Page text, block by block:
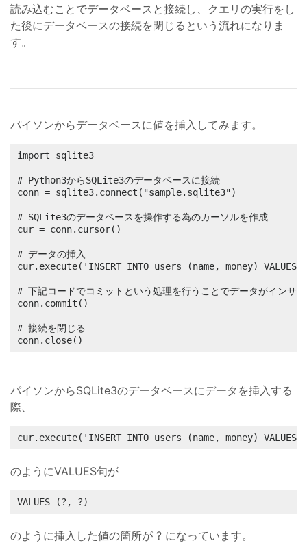
読み込むことでデータベースと接続し、クエリの実行をし
た後にデータベースの接続を閉じるという流れになりま
す。
パイソンからデータベースに値を挿入してみます。
import sqlite3
# Python3からSQLite3のデータベースに接続
conn = sqlite3.connect("sample.sqlite3")
# SQLite3のデータベースを操作する為のカーソルを作成
cur = conn.cursor()
# データの挿入
cur.execute('INSERT INTO users (name, money)
# 下記コードでコミットという処理を行うことでデータがインサ
conn.commit()
# 接続を閉じる
conn.close()
パイソンからSQLite3のデータベースにデータを挿入する
際、
cur.execute('INSERT INTO users (name, money)
のようにVALUES句が
VALUES (?, ?)
のように挿入した値の箇所が ? になっています。